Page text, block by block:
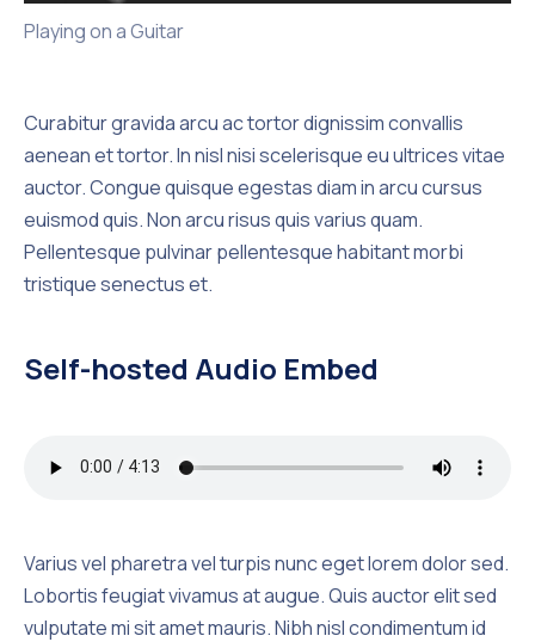
Playing on a Guitar
Curabitur gravida arcu ac tortor dignissim convallis
aenean et tortor. In nisl nisi scelerisque eu ultrices vitae
auctor. Congue quisque egestas diam in arcu cursus
euismod quis. Non arcu risus quis varius quam.
Pellentesque pulvinar pellentesque habitant morbi
tristique senectus et.
Self-hosted Audio Embed
Varius vel pharetra vel turpis nunc eget lorem dolor sed.
Lobortis feugiat vivamus at augue. Quis auctor elit sed
vulputate mi sit amet mauris. Nibh nisl condimentum id